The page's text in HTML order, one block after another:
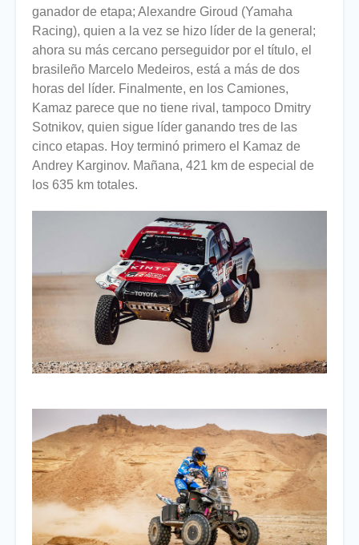
ganador de etapa; Alexandre Giroud (Yamaha
Racing), quien a la vez se hizo líder de la general;
ahora su más cercano perseguidor por el título, el
brasileño Marcelo Medeiros, está a más de dos
horas del líder. Finalmente, en los Camiones,
Kamaz parece que no tiene rival, tampoco Dmitry
Sotnikov, quien sigue líder ganando tres de las
cinco etapas. Hoy terminó primero el Kamaz de
Andrey Karginov. Mañana, 421 km de especial de
los 635 km totales.